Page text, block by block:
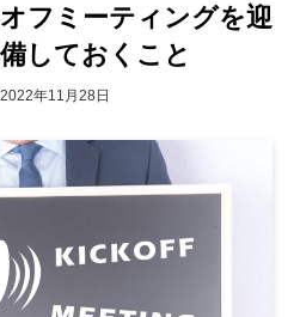
フミーティングを迎
しておくこと
2022年11月28日